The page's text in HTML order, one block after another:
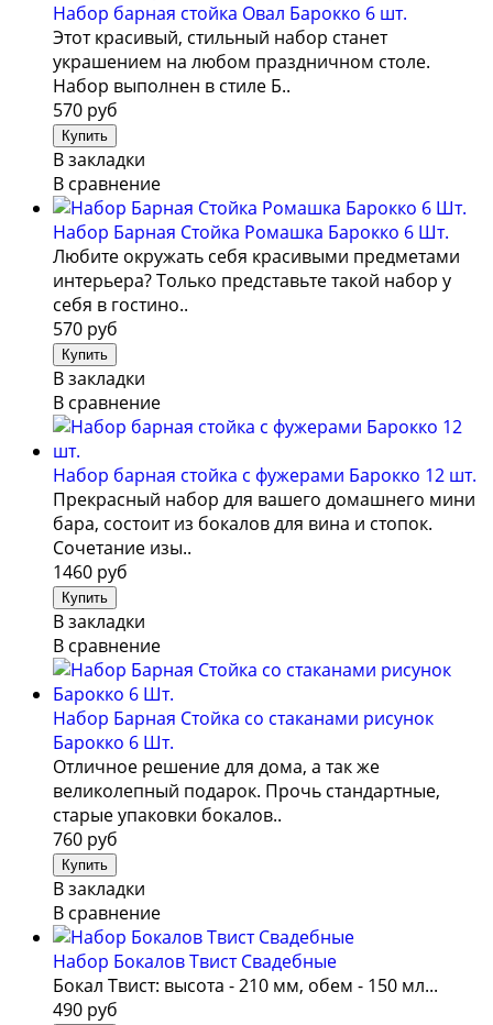
Набор барная стойка Овал Барокко 6 шт.
Этот красивый, стильный набор станет
украшением на любом праздничном столе.
Набор выполнен в стиле Б..
570 руб
В закладки
В сравнение
Набор Барная Стойка Ромашка Барокко 6 Шт.
Любите окружать себя красивыми предметами
интерьера? Только представьте такой набор у
себя в гостино..
570 руб
В закладки
В сравнение
Набор барная стойка с фужерами Барокко 12 шт.
Прекрасный набор для вашего домашнего мини
бара, состоит из бокалов для вина и стопок.
Сочетание изы..
1460 руб
В закладки
В сравнение
Набор Барная Стойка со стаканами рисунок
Барокко 6 Шт.
Отличное решение для дома, а так же
великолепный подарок. Прочь стандартные,
старые упаковки бокалов..
760 руб
В закладки
В сравнение
Набор Бокалов Твист Свадебные
Бокал Твист: высота - 210 мм, обем - 150 мл...
490 руб